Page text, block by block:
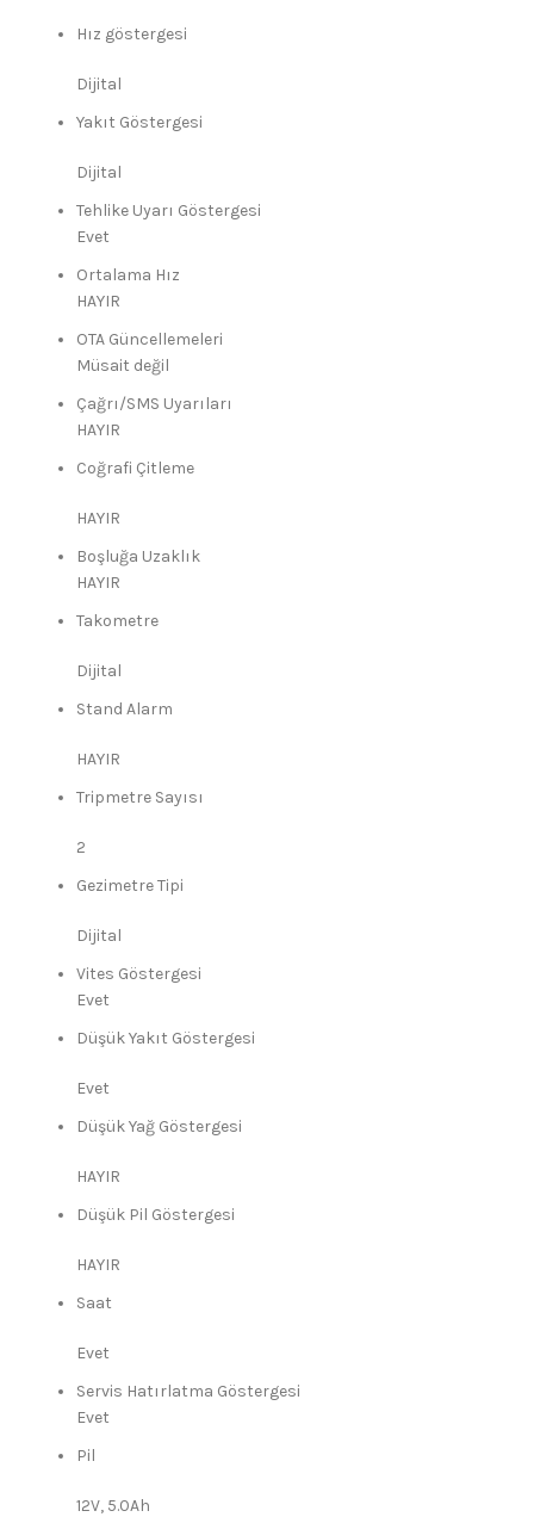
Hız göstergesi
Dijital
Yakıt Göstergesi
Dijital
Tehlike Uyarı Göstergesi
Evet
Ortalama Hız
HAYIR
OTA Güncellemeleri
Müsait değil
Çağrı/SMS Uyarıları
HAYIR
Coğrafi Çitleme
HAYIR
Boşluğa Uzaklık
HAYIR
Takometre
Dijital
Stand Alarm
HAYIR
Tripmetre Sayısı
2
Gezimetre Tipi
Dijital
Vites Göstergesi
Evet
Düşük Yakıt Göstergesi
Evet
Düşük Yağ Göstergesi
HAYIR
Düşük Pil Göstergesi
HAYIR
Saat
Evet
Servis Hatırlatma Göstergesi
Evet
Pil
12V, 5.0Ah